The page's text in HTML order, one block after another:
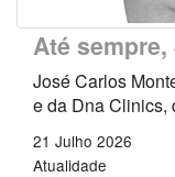
Até
José Carlos
e da Dna Clinics,
21 Julho 2026
Atualidade